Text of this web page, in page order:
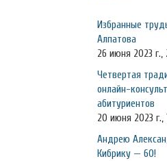
Избранные
Алпатова
26 июня 2023 г.,
Четвертая
онлайн-
абитуриентов
20 июня 2023 г.,
Андрею
Кибрику — 60!